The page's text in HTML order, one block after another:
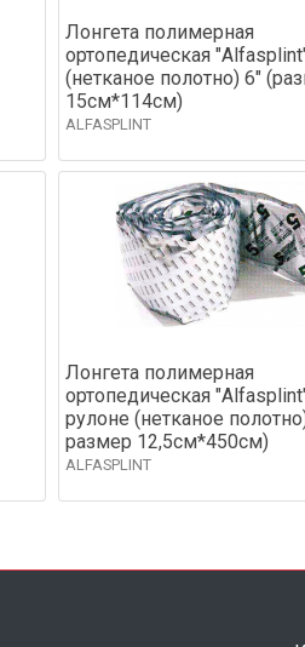
Лонгета полимерная
ортопедическая
(нетканое полотно) 6"
15см*114см)
ALFASPLINT
Лонгета полимерная
ортопедическая
рулоне (нетканое
размер 12,5см*450см)
ALFASPLINT